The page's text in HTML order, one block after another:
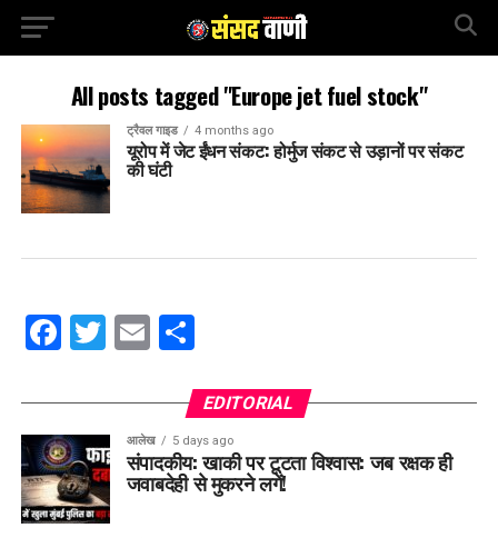
All posts tagged "Europe jet fuel stock"
ट्रैवल गाइड 4 months ago
यूरोप में जेट ईंधन संकट: होर्मुज संकट से उड़ानों पर संकट
की घंटी
Facebook
Twitter
EmailShare
EDITORIAL
आलेख 5 days ago
संपादकीय: खाकी पर टूटता विश्वास: जब रक्षक ही
जवाबदेही से मुकरने लगें!